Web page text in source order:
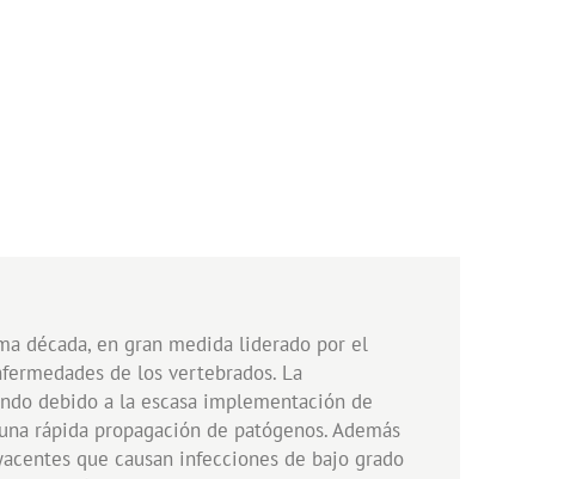
década, en gran medida liderado por el
de los vertebrados. La
debido a la escasa implementación de
rápida propagación de patógenos. Además
que causan infecciones de bajo grado